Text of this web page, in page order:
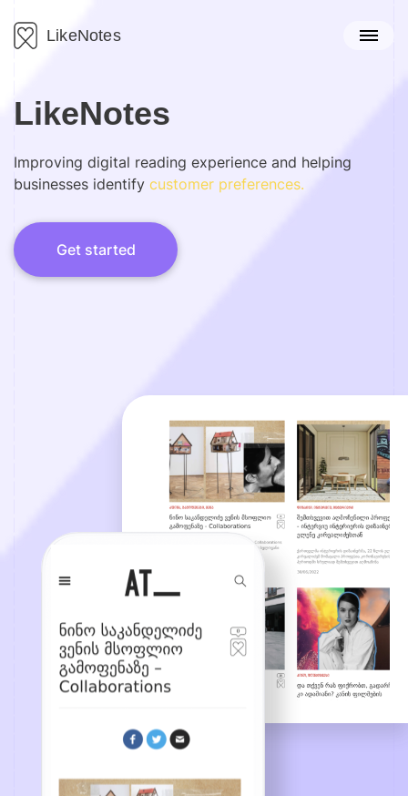
LikeNotes
LikeNotes
Improving digital reading experience and helping
businesses identify customer preferences.
Get started